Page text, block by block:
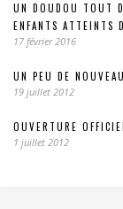
UN DOUDOU TOUT
ENFANTS ATTEINTS
17 février 2016
UN PEU DE
19 juillet 2012
OUVERTURE
1 juillet 2012